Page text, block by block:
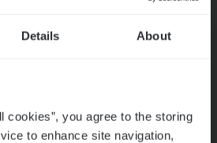
Details About
cookies”, you agree to the storing
to enhance site navigation,